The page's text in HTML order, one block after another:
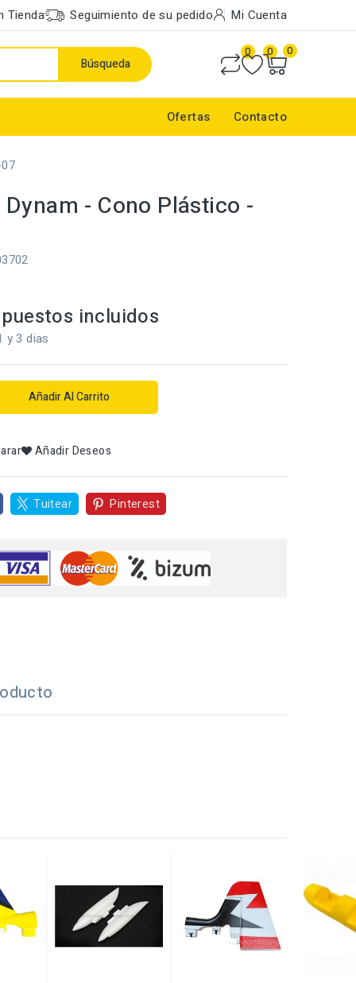
Tienda Seguimiento de su pedido Mi Cuenta
Búsqueda
0 0 0
Ofertas Contacto
- Cono Plástico -
incluidos
y 3 dias
Añadir Al Carrito
Añadir Deseos
Tuitear Pinterest